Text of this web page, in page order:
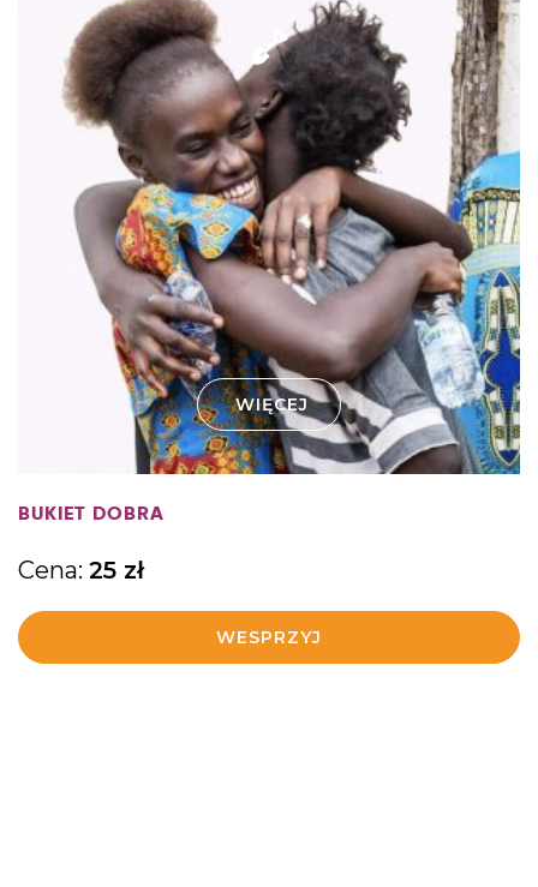
WIĘCEJ
BUKIET DOBRA
Cena: 25 zł
WESPRZYJ